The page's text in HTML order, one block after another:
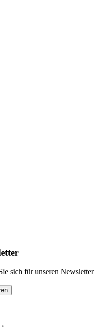
sich für unseren Newsletter